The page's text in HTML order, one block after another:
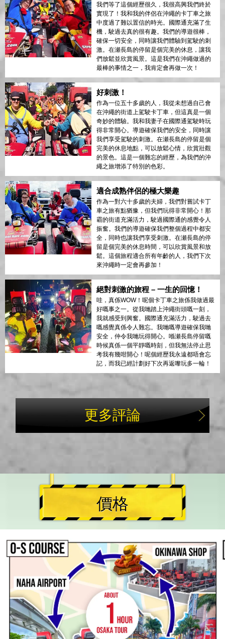
我們等了這個經歷很久，我很高興我們終於
實現了！我和我的伴侶在沖繩的卡丁車之旅
中度過了難以置信的時光。國際通充滿了生
機，駛過去真的很有趣。我們的導遊很棒，
確保一切安全，同時讓我們體驗到駕駛的刺
激。在瀬長島的停留是個完美的休息，讓我
們放鬆並欣賞風景。這是我們在沖繩做過的
最棒的事情之一，我肯定會再做一次！
好刺激！
作為一位五十多歲的人，我從未想過自己會
在沖繩的街道上駕駛卡丁車，但這真是一個
奇妙的體驗。我和我妻子在國際通駕駛時玩
得非常開心。導遊確保我們的安全，同時讓
我們享受駕駛的刺激。在瀬長島的停留是個
完美的休息地點，可以放鬆心情，欣賞壯觀
的景色。這是一個難忘的經歷，為我們的沖
繩之旅增添了特別的色彩。
適合成熟伴侶的極大樂趣
作為一對六十多歲的夫婦，我們對嘗試卡丁
車之旅有點猶豫，但我們玩得非常開心！那
霸的街道充滿活力，駛過國際通的感覺令人
振奮。我們的導遊確保我們整個過程中都安
全，同時也讓我們享受刺激。在瀬長島的停
留是個完美的休息時間，可以欣賞風景和放
鬆。這個旅程適合所有年齡的人，我們下次
來沖繩時一定會再參加！
絕對刺激的旅程 – 一生的回憶！
哇，真係WOW！呢個卡丁車之旅係我做過最
好嘅事之一。從我哋踏上沖繩街頭嘅一刻，
我就感受到興奮。國際通充滿活力，駛過去
嘅感覺真係令人難忘。我哋嘅導遊確保我哋
安全，仲令我哋玩得開心。喺瀬長島停留嘅
時候真係一個平靜嘅時刻，但我無法停止思
考我有幾咁開心！呢個經歷我永遠都唔會忘
記，而我已經計劃好下次再返嚟玩多一輪！
更多評論
價格